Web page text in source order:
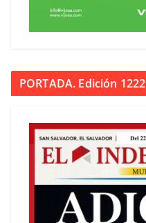
PORTADA. Edición 1222